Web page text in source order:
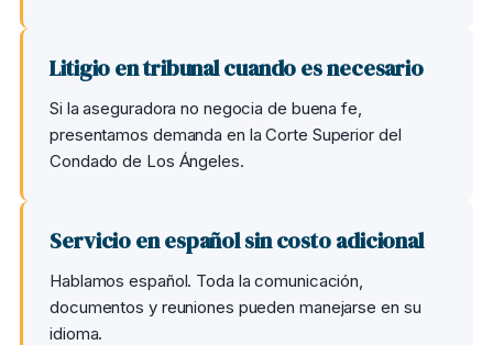
Litigio en tribunal cuando es necesario
Si la aseguradora no negocia de buena fe,
presentamos demanda en la Corte Superior del
Condado de Los Ángeles.
Servicio en español sin costo adicional
Hablamos español. Toda la comunicación,
documentos y reuniones pueden manejarse en su
idioma.